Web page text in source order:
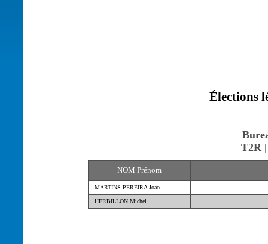
Élections
T2R
NOM Prénom
MARTINS PEREIRA Joao
HERBILLON Michel